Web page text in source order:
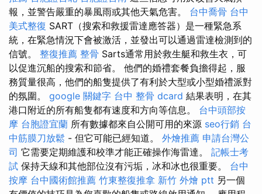
報，並警告嚴重的暴風雨或其他天氣危害。 台中喬骨 台中
美式整復 SART（搜索和救援雷達應答器）是一種緊急系
統，在緊急情況下會被激活，並發出可以通過雷達檢測​​到的
信號。 整復推薦 整骨 Sarts通常用於救生艇和救生衣，可
以促進沉船的搜索和節省。 他們的婚禮套餐負擔得起，服
務質量很高，他們的船隻提供了有利於大型或小型婚禮派對
的氛圍。 google 關鍵字 台中 整骨 dcard 結果表明，在其
港口附近的所有船隻都有速度和方向等信息。 台中頭部按
摩 台胞證宜蘭 所有數據都來自公開可用的來源 seo行銷 台
中筋膜刀放鬆 - 但它可能已經知道。 外燴推薦 申請台灣公
司 它需要定期維護和校準才能正確操作海雷達。 記帳士考
試 保持天線和其他部位沒有污垢，冰和冰也很重要。 台中
按摩 台中國術館推薦 竹東整復推拿 新竹 外燴 ptt 另一個